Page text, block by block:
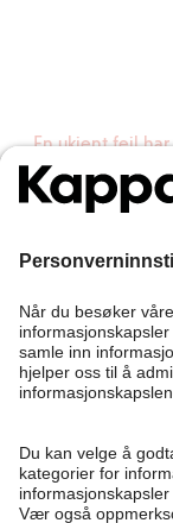
En ukjent feil